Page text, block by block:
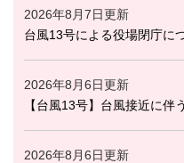
2026年8月7日更新
台風13号による役場閉庁に
2026年8月6日更新
【台風13号】台風接近に伴
2026年8月6日更新